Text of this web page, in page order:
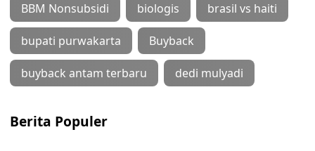
BBM Nonsubsidi biologis brasil vs haiti
bupati purwakarta Buyback
buyback antam terbaru dedi mulyadi
Berita Populer